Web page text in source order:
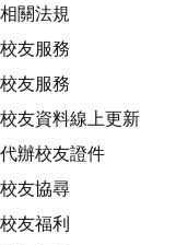
相關法規
校友服務
校友服務
校友資料線上更新
代辦校友證件
校友協尋
校友福利